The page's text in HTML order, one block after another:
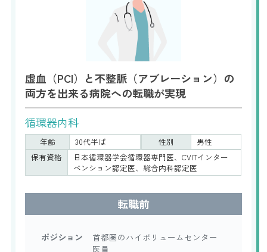
虚血（PCI）と不整脈（アブレーション）の
両方を出来る病院への転職が実現
循環器内科
年齢 30代半ば 性別
男性
保有資格
日本循環器学会循環器専門医、CVITインター
ベンション認定医、総合内科認定医
転職前
ポジション
首都圏のハイボリュームセンター
医員